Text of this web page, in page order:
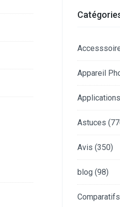
Appareil
Applications
Astuces
Avis (350)
blog (98)
Comparatifs